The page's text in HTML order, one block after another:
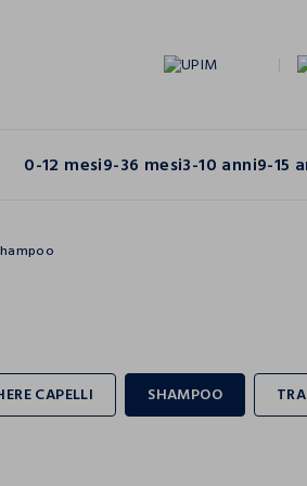
0-12 mesi9-36 mesi3-10 anni9-15